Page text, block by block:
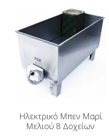
Ηλεκτρικό Μπεν Μαρί
Μελιού 8 Δοχείων